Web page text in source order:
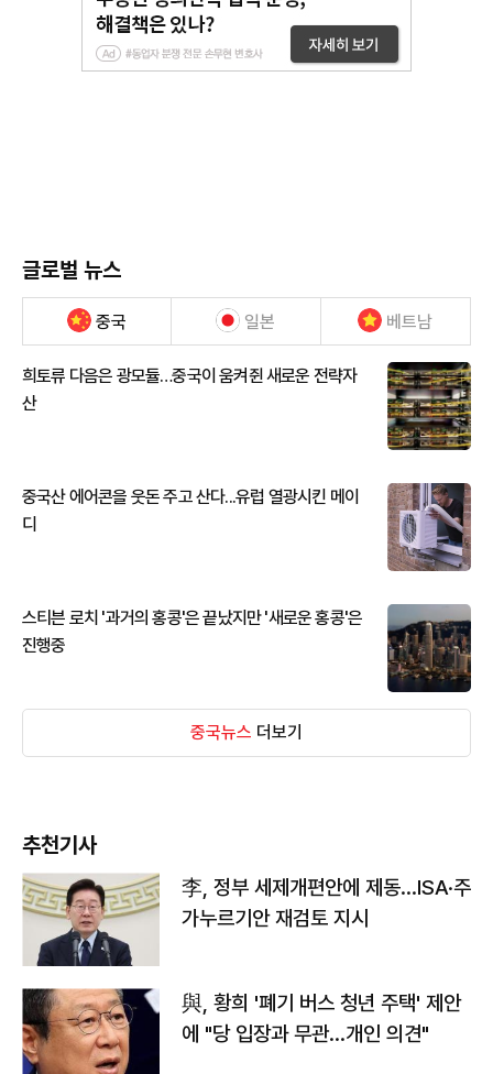
글로벌 뉴스
중국 일본 베트남
희토류 다음은 광모듈…중국이 움켜쥔 새로운 전략자
산
중국산 에어콘을 웃돈 주고 산다...유럽 열광시킨 메이
디
스티븐 로치 '과거의 홍콩'은 끝났지만 '새로운 홍콩'은
진행중
중국뉴스 더보기
추천기사
李, 정부 세제개편안에 제동…ISA·주
가누르기안 재검토 지시
與, 황희 '폐기 버스 청년 주택' 제안
에 "당 입장과 무관…개인 의견"